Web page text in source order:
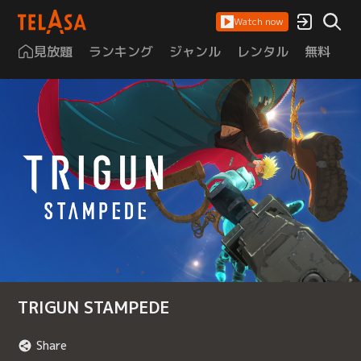
Watch now
見放題 ランキング ジャンル レンタル 無料
TRIGUN STAMPEDE
Share